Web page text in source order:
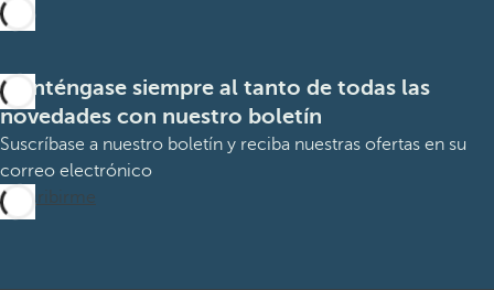
Manténgase siempre al tanto de todas las
novedades con nuestro boletín
Suscríbase a nuestro boletín y reciba nuestras ofertas en su
correo electrónico
Suscribirme